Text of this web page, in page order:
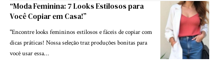
“Moda Feminina: 7 Looks Estilosos para
Você Copiar em Casa!”
"Encontre looks femininos estilosos e fáceis de copiar com
dicas práticas! Nossa seleção traz produções bonitas para
você usar essa…